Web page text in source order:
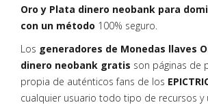
Oro y Plata dinero neobank para
con un método 100% seguro.
Los generadores de Monedas llaves
dinero neobank gratis son páginas de
propia de auténticos fans de los
cualquier usuario todo tipo de recursos y